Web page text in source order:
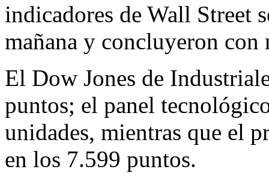
indicadores de Wall Street
mañana y concluyeron
El Dow Jones de
puntos; el panel
unidades, mientras que el
en los 7.599 puntos.